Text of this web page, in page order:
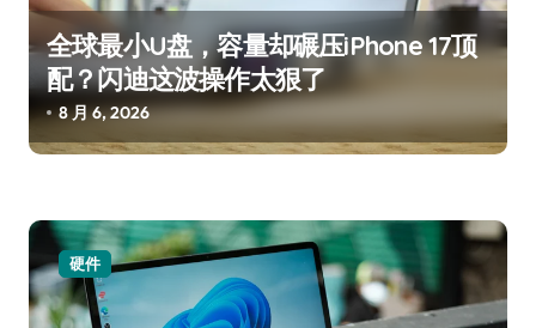
全球最小U盘，容量却碾压iPhone 17顶
配？闪迪这波操作太狠了
8 月 6, 2026
硬件